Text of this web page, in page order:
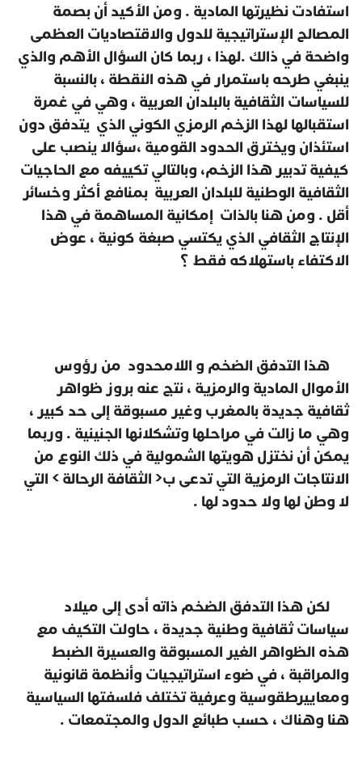
استفادت نظيرتها المادية . ومن الأكيد أن بصمة
المصالح الإستراتيجية للدول والاقتصاديات العظمى
واضحة في ذالك .لهذا ، ربما كان السؤال الأهم والذي
ينبغي طرحه باستمرار في هذه النقطة ، بالنسبة
للسياسات الثقافية بالبلدان العربية ، وهي في غمرة
استقبالها لهذا الزخم الرمزي الكوني الذي يتدفق دون
استئذان ويخترق الحدود القومية ،سؤالا ينصب على
كيفية تدبير هذا الزخم، وبالتالي تكييفه مع الحاجيات
الثقافية الوطنية للبلدان العربية بمنافع أكثر وخسائر
أقل . ومن هنا بالذات إمكانية المساهمة في هذا
الإنتاج الثقافي الذي يكتسي صبغة كونية ، عوض
الاكتفاء باستهلاكه فقط ؟
هذا التدفق الضخم و اللامحدود من رؤوس
الأموال المادية والرمزية ، نتج عنه بروز ظواهر
ثقافية جديدة بالمغرب وغير مسبوقة إلى حد كبير ،
وهي ما زالت في مراحلها وتشكلانها الجنينية . وربما
يمكن أن نختزل هويتها الشمولية في ذلك النوع من
الانتاجات الرمزية التي تدعى ب< الثقافة الرحالة > التي
لا وطن لها ولا حدود لها .
لكن هذا التدفق الضخم ذاته أدى إلى ميلاد
سياسات ثقافية وطنية جديدة ، حاولت التكيف مع
هذه الظواهر الغير المسبوقة والعسيرة الضبط
والمراقبة ، في ضوء استراتيجيات وأنظمة قانونية
ومعاييرطقوسية وعرفية تختلف فلسفتها السياسية
هنا وهناك ، حسب طبائع الدول والمجتمعات .